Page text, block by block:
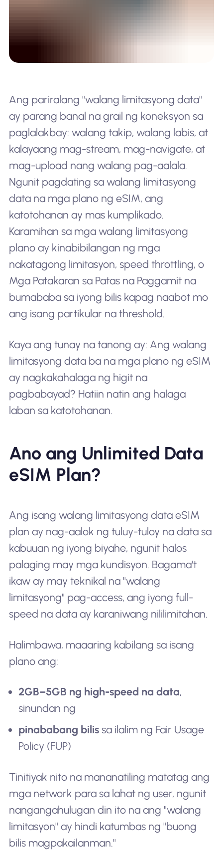
Ang pariralang "walang limitasyong data"
ay parang banal na grail ng koneksyon sa
paglalakbay: walang takip, walang labis, at
kalayaang mag-stream, mag-navigate, at
mag-upload nang walang pag-aalala.
Ngunit pagdating sa walang limitasyong
data na mga plano ng eSIM, ang
katotohanan ay mas kumplikado.
Karamihan sa mga walang limitasyong
plano ay kinabibilangan ng mga
nakatagong limitasyon, speed throttling, o
Mga Patakaran sa Patas na Paggamit na
bumababa sa iyong bilis kapag naabot mo
ang isang partikular na threshold.
Kaya ang tunay na tanong ay: Ang walang
limitasyong data ba na mga plano ng eSIM
ay nagkakahalaga ng higit na
pagbabayad? Hatiin natin ang halaga
laban sa katotohanan.
Ano ang Unlimited Data
eSIM Plan?
Ang isang walang limitasyong data eSIM
plan ay nag-aalok ng tuluy-tuloy na data sa
kabuuan ng iyong biyahe, ngunit halos
palaging may mga kundisyon. Bagama't
ikaw ay may teknikal na "walang
limitasyong" pag-access, ang iyong full-
speed na data ay karaniwang nililimitahan.
Halimbawa, maaaring kabilang sa isang
plano ang:
2GB–5GB ng high-speed na data,
sinundan ng
pinababang bilis sa ilalim ng Fair Usage
Policy (FUP)
Tinitiyak nito na mananatiling matatag ang
mga network para sa lahat ng user, ngunit
nangangahulugan din ito na ang "walang
limitasyon" ay hindi katumbas ng "buong
bilis magpakailanman."